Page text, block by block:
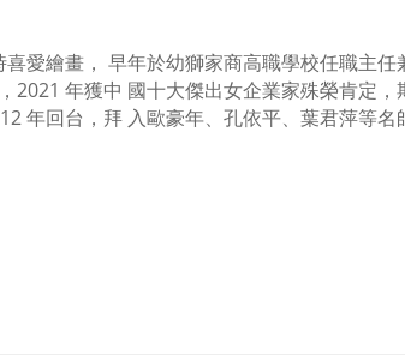
愛繪畫， 早年於幼獅家商高職學校任職主
2021 年獲中 國十大傑出女企業家殊榮肯定
年回台，拜 入歐豪年、孔依平、葉君萍等